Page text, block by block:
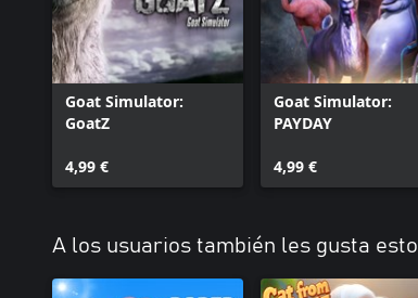
Goat Simulator:
GoatZ
4,99 €
Goat Simulator:
PAYDAY
4,99 €
A los usuarios también les gusta esto